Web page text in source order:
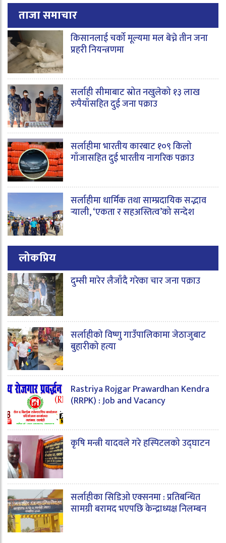
ताजा समाचार
किसानलाई चर्को मूल्यमा मल बेच्ने तीन जना
प्रहरी नियन्त्रणमा
सर्लाही सीमाबाट स्रोत नखुलेको १३ लाख
रुपैयाँसहित दुई जना पक्राउ
सर्लाहीमा भारतीय कारबाट १०९ किलो
गाँजासहित दुई भारतीय नागरिक पक्राउ
सर्लाहीमा धार्मिक तथा साम्प्रदायिक सद्भाव
र्‍याली, ‘एकता र सहअस्तित्व’को सन्देश
लोकप्रिय
दुम्सी मारेर लैजाँदै गरेका चार जना पक्राउ
सर्लाहीको विष्णु गाउँपालिकामा जेठाजुबाट
बुहारीको हत्या
Rastriya Rojgar Prawardhan Kendra
(RRPK) : Job and Vacancy
कृषि मन्त्री यादवले गरे हस्पिटलको उद्घाटन
सर्लाहीका सिडिओ एक्सनमा : प्रतिबन्धित
सामग्री बरामद भएपछि केन्द्राध्यक्ष निलम्बन